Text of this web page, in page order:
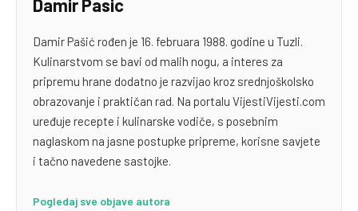
Damir Pasic
Damir Pašić rođen je 16. februara 1988. godine u Tuzli.
Kulinarstvom se bavi od malih nogu, a interes za
pripremu hrane dodatno je razvijao kroz srednjoškolsko
obrazovanje i praktičan rad. Na portalu VijestiVijesti.com
uređuje recepte i kulinarske vodiče, s posebnim
naglaskom na jasne postupke pripreme, korisne savjete
i tačno navedene sastojke.
Pogledaj sve objave autora